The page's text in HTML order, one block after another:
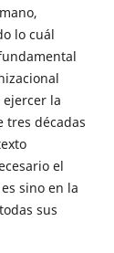
lo cuál
la
tres décadas
el
sino en la
sus